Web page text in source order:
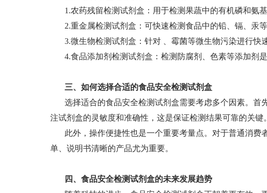
1.农药残留检测试剂盒：用于检测果蔬中的有机磷和氨
2.重金属检测试剂盒：可快速检测食品中的铅、镉、汞
3.微生物检测试剂盒：针对 、霉菌等微生物污染进行快
4.食品添加剂检测试剂盒：检测防腐剂、色素等添加剂是
三、如何选择合适的食品安全检测试剂盒
选择适合的食品安全检测试剂盒需要考虑多个因素。
注试剂盒的灵敏度和准确性，这是保证检测结果可靠的关键。
此外，操作便捷性也是一个重要考量点。对于普通消
单、说明书清晰的产品尤为重要。
四、食品安全检测试剂盒的未来发展趋势